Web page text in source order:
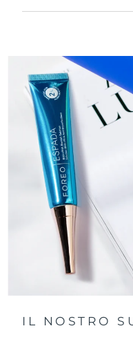
IL NOSTRO